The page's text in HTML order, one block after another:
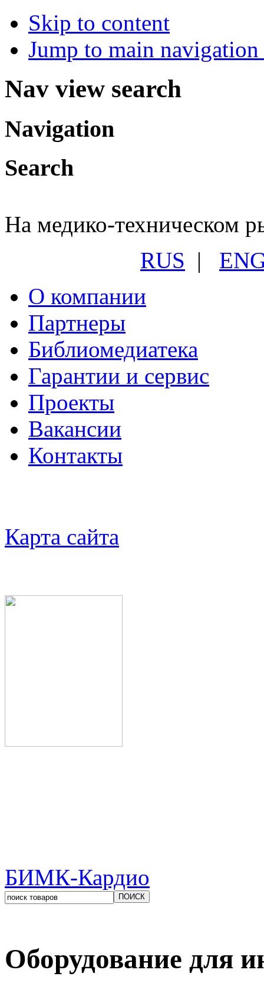
Skip to content
Jump to main
Nav view search
Navigation
Search
На медико-техническом
RUS |
О компании
Партнеры
Библиомедиатека
Гарантии и сервис
Проекты
Вакансии
Контакты
Карта сайта
БИМК-Кардио
Оборудование для